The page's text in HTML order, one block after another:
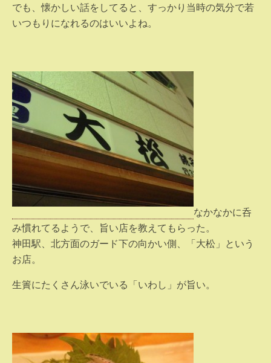
でも、懐かしい話をしてると、すっかり当時の気分で若
いつもりになれるのはいいよね。
なかなかに呑
み慣れてるようで、旨い店を教えてもらった。
神田駅、北方面のガード下の向かい側、「大松」という
お店。
生簀にたくさん泳いでいる「いわし」が旨い。